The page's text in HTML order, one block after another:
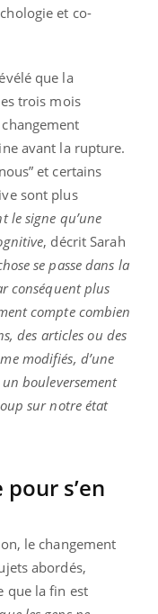
et co-
que la
trois mois
avant la rupture.
et certains
sont plus
le signe qu’une
, décrit Sarah
se passe dans la
conséquent plus
compte combien
des articles ou des
modifiés, d’une
bouleversement
sur notre état
s’en
le changement
abordés,
que la fin est